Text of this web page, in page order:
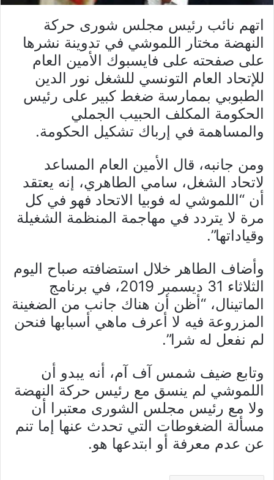
اتهم نائب رئيس مجلس شورى حركة
النهضة مختار اللموشي في تدوينة نشرها
على صفحته على فايسبوك الأمين العام
للإتحاد العام التونسي للشغل نور الدين
الطبوبي بممارسة ضغط كبير على رئيس
الحكومة المكلف الحبيب الجملي
والمساهمة في إرباك تشكيل الحكومة.
ومن جانبه، قال الأمين العام المساعد
لاتحاد الشغل، سامي الطاهري، إنه يعتقد
أن “اللموشي له فوبيا الاتحاد فهو في كل
مرة لا يتردد في مهاجمة المنظمة الشغيلة
وقياداتها”.
وأضاف الطاهر خلال استضافته صباح اليوم
الثلاثاء 31 ديسمبر 2019، في برنامج
الماتينال، “أظن أن هناك جانب من الضغينة
المزروعة فيه لا أعرف ماهي أسبابها فنحن
لم نفعل له شرا”.
وتابع ضيف شمس آف آم، أنه يبدو أن
اللموشي لم ينسق مع رئيس حركة النهضة
ولا مع رئيس مجلس الشورى معتبرا أن
مسألة الضغوطات التي تحدث عنها إما تنم
عن عدم معرفة أو ابتدعها هو.